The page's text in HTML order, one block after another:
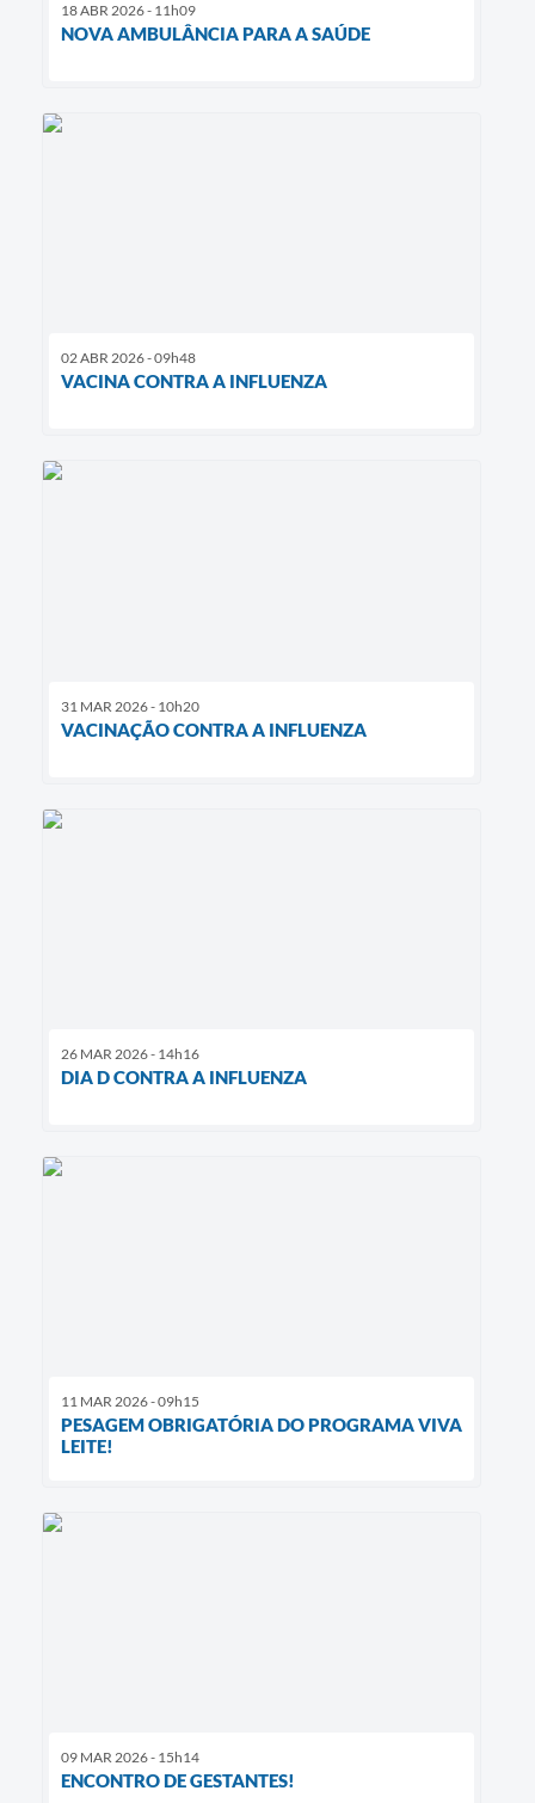
18 ABR 2026 - 11h09
NOVA AMBULÂNCIA PARA A SAÚDE
02 ABR 2026 - 09h48
VACINA CONTRA A INFLUENZA
31 MAR 2026 - 10h20
VACINAÇÃO CONTRA A INFLUENZA
26 MAR 2026 - 14h16
DIA D CONTRA A INFLUENZA
11 MAR 2026 - 09h15
PESAGEM OBRIGATÓRIA DO PROGRAMA VIVA
LEITE!
09 MAR 2026 - 15h14
ENCONTRO DE GESTANTES!